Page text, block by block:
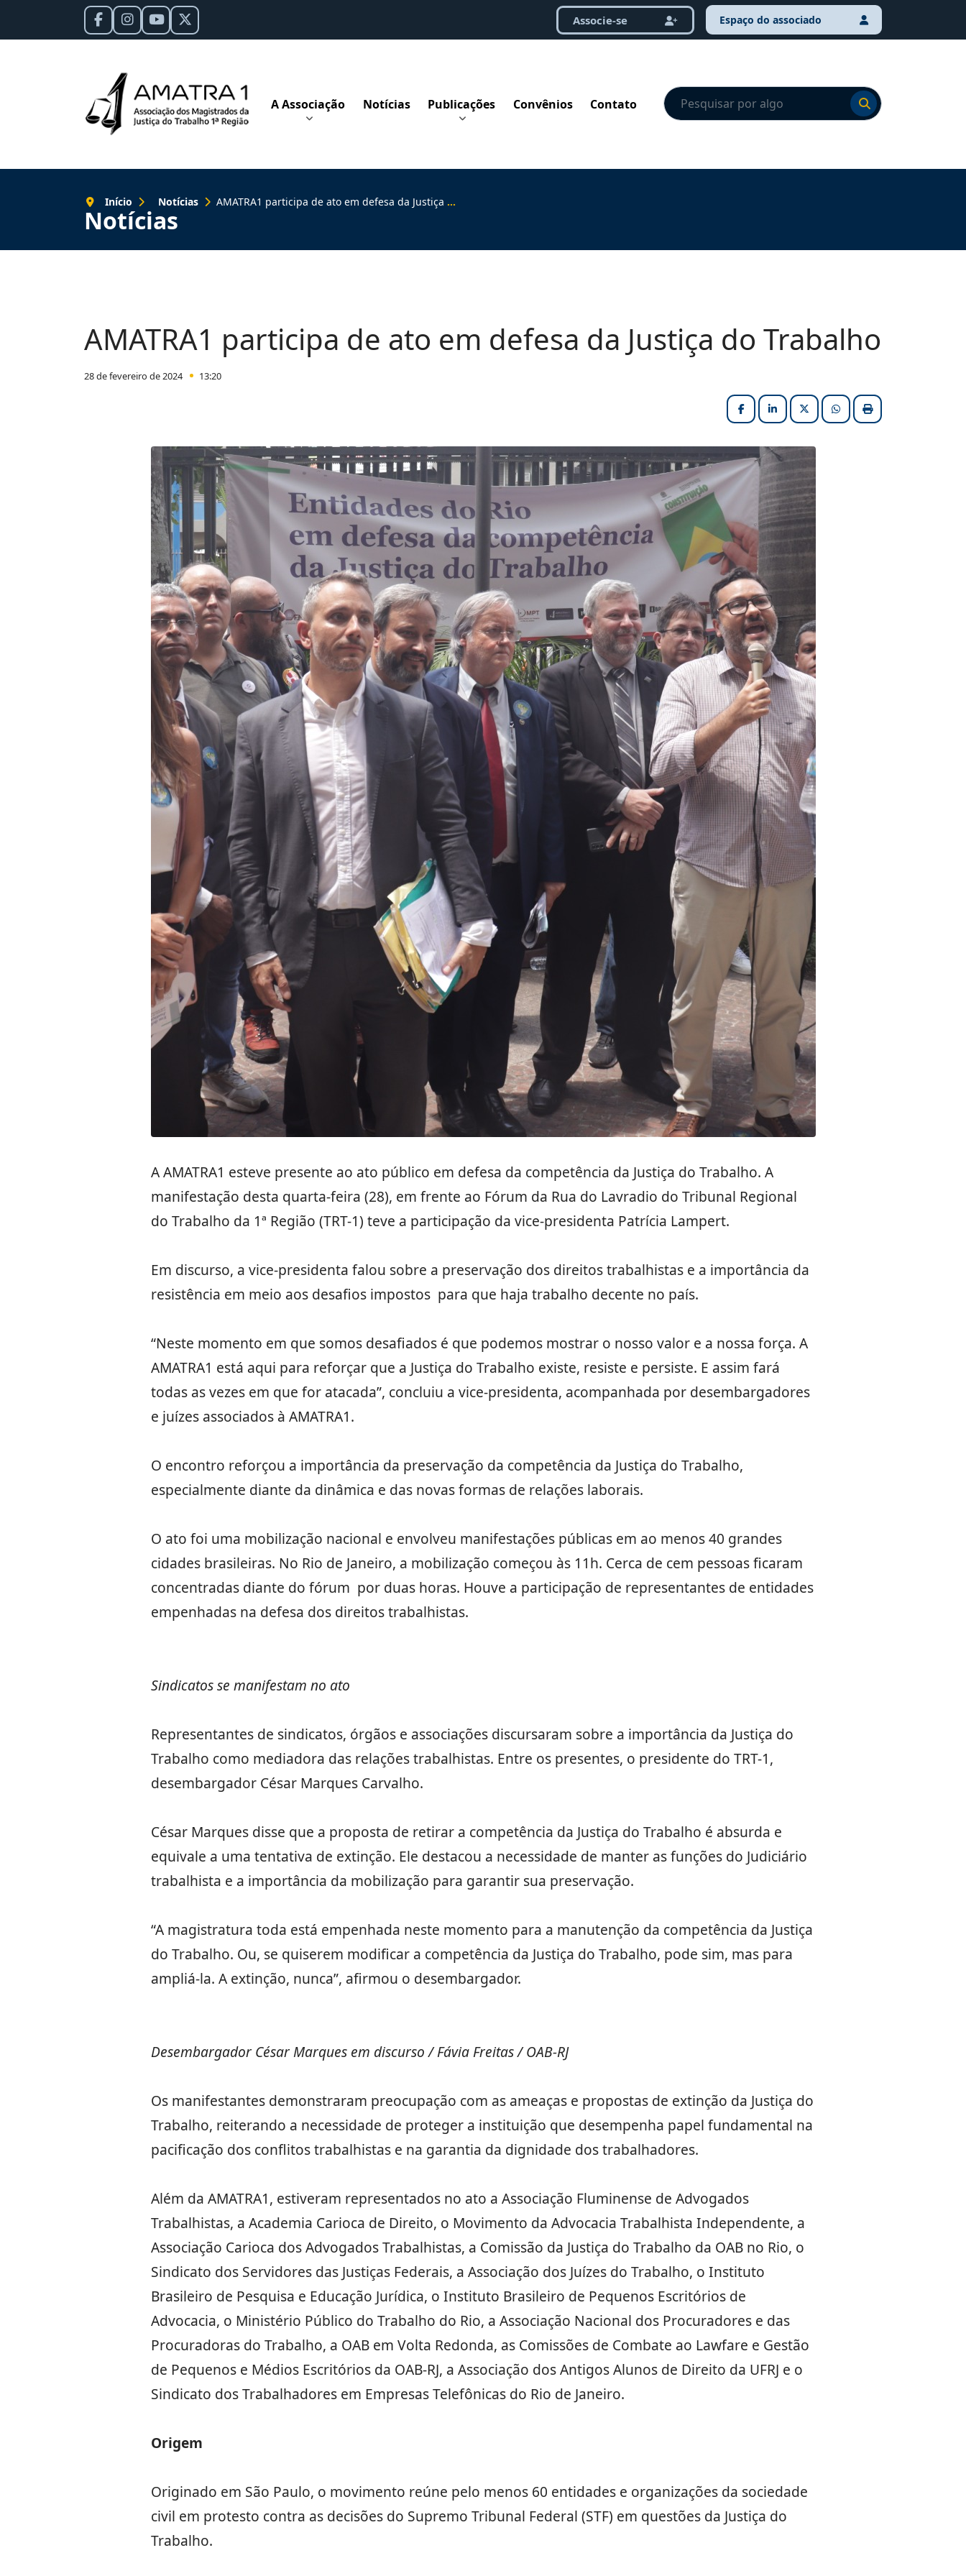
Espaço do associado
Associe-se
A Associação Notícias Publicações Convênios Contato
Ir para o resultado
Ir para o resultado
Notícias
Início Notícias AMATRA1 participa de ato em defesa da Justiça do Trabalho
AMATRA1 participa de ato em defesa da Justiça do Trabalho
28 de fevereiro de 2024 13:20
FacebookLinkedInX (formerly Twitter)Imprimir matéria
A AMATRA1 esteve presente ao ato público em defesa da competência da Justiça do Trabalho. A
manifestação desta quarta-feira (28), em frente ao Fórum da Rua do Lavradio do Tribunal Regional
do Trabalho da 1ª Região (TRT-1) teve a participação da vice-presidenta Patrícia Lampert.
Em discurso, a vice-presidenta falou sobre a preservação dos direitos trabalhistas e a importância da
resistência em meio aos desafios impostos para que haja trabalho decente no país.
“Neste momento em que somos desafiados é que podemos mostrar o nosso valor e a nossa força. A
AMATRA1 está aqui para reforçar que a Justiça do Trabalho existe, resiste e persiste. E assim fará
todas as vezes em que for atacada”, concluiu a vice-presidenta, acompanhada por desembargadores
e juízes associados à AMATRA1.
O encontro reforçou a importância da preservação da competência da Justiça do Trabalho,
especialmente diante da dinâmica e das novas formas de relações laborais.
O ato foi uma mobilização nacional e envolveu manifestações públicas em ao menos 40 grandes
cidades brasileiras. No Rio de Janeiro, a mobilização começou às 11h. Cerca de cem pessoas ficaram
concentradas diante do fórum por duas horas. Houve a participação de representantes de entidades
empenhadas na defesa dos direitos trabalhistas.
Sindicatos se manifestam no ato
Representantes de sindicatos, órgãos e associações discursaram sobre a importância da Justiça do
Trabalho como mediadora das relações trabalhistas. Entre os presentes, o presidente do TRT-1,
desembargador César Marques Carvalho.
César Marques disse que a proposta de retirar a competência da Justiça do Trabalho é absurda e
equivale a uma tentativa de extinção. Ele destacou a necessidade de manter as funções do Judiciário
trabalhista e a importância da mobilização para garantir sua preservação.
“A magistratura toda está empenhada neste momento para a manutenção da competência da Justiça
do Trabalho. Ou, se quiserem modificar a competência da Justiça do Trabalho, pode sim, mas para
ampliá-la. A extinção, nunca”, afirmou o desembargador.
Desembargador César Marques em discurso / Fávia Freitas / OAB-RJ
Os manifestantes demonstraram preocupação com as ameaças e propostas de extinção da Justiça do
Trabalho, reiterando a necessidade de proteger a instituição que desempenha papel fundamental na
pacificação dos conflitos trabalhistas e na garantia da dignidade dos trabalhadores.
Além da AMATRA1, estiveram representados no ato a Associação Fluminense de Advogados
Trabalhistas, a Academia Carioca de Direito, o Movimento da Advocacia Trabalhista Independente, a
Associação Carioca dos Advogados Trabalhistas, a Comissão da Justiça do Trabalho da OAB no Rio, o
Sindicato dos Servidores das Justiças Federais, a Associação dos Juízes do Trabalho, o Instituto
Brasileiro de Pesquisa e Educação Jurídica, o Instituto Brasileiro de Pequenos Escritórios de
Advocacia, o Ministério Público do Trabalho do Rio, a Associação Nacional dos Procuradores e das
Procuradoras do Trabalho, a OAB em Volta Redonda, as Comissões de Combate ao Lawfare e Gestão
de Pequenos e Médios Escritórios da OAB-RJ, a Associação dos Antigos Alunos de Direito da UFRJ e o
Sindicato dos Trabalhadores em Empresas Telefônicas do Rio de Janeiro.
Origem
Originado em São Paulo, o movimento reúne pelo menos 60 entidades e organizações da sociedade
civil em protesto contra as decisões do Supremo Tribunal Federal (STF) em questões da Justiça do
Trabalho.